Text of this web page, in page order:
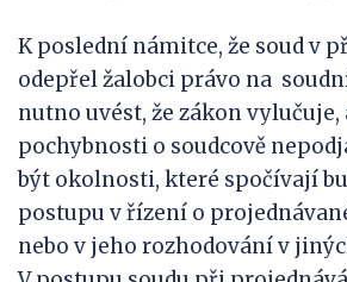
K poslední námitce, že soud v
odepřel žalobci právo na
nutno uvést, že zákon vylučuje,
pochybnosti o soudcově
být okolnosti, které spočívají
postupu v řízení o
nebo v jeho rozhodování v